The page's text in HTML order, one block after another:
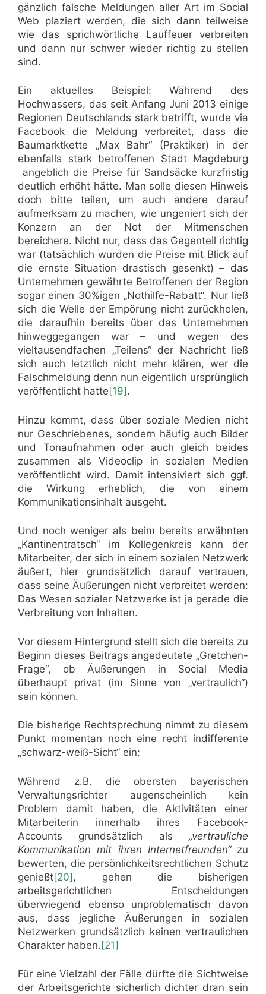
gänzlich falsche Meldungen aller Art im Social
Web plaziert werden, die sich dann teilweise
wie das sprichwörtliche Lauffeuer verbreiten
und dann nur schwer wieder richtig zu stellen
sind.
Ein aktuelles Beispiel: Während des
Hochwassers, das seit Anfang Juni 2013 einige
Regionen Deutschlands stark betrifft, wurde via
Facebook die Meldung verbreitet, dass die
Baumarktkette „Max Bahr“ (Praktiker) in der
ebenfalls stark betroffenen Stadt Magdeburg
angeblich die Preise für Sandsäcke kurzfristig
deutlich erhöht hätte. Man solle diesen Hinweis
doch bitte teilen, um auch andere darauf
aufmerksam zu machen, wie ungeniert sich der
Konzern an der Not der Mitmenschen
bereichere. Nicht nur, dass das Gegenteil richtig
war (tatsächlich wurden die Preise mit Blick auf
die ernste Situation drastisch gesenkt) – das
Unternehmen gewährte Betroffenen der Region
sogar einen 30%igen „Nothilfe-Rabatt“. Nur ließ
sich die Welle der Empörung nicht zurückholen,
die daraufhin bereits über das Unternehmen
hinweggegangen war – und wegen des
vieltausendfachen „Teilens“ der Nachricht ließ
sich auch letztlich nicht mehr klären, wer die
Falschmeldung denn nun eigentlich ursprünglich
veröffentlicht hatte [19] .
Hinzu kommt, dass über soziale Medien nicht
nur Geschriebenes, sondern häufig auch Bilder
und Tonaufnahmen oder auch gleich beides
zusammen als Videoclip in sozialen Medien
veröffentlicht wird. Damit intensiviert sich ggf.
die Wirkung erheblich, die von einem
Kommunikationsinhalt ausgeht.
Und noch weniger als beim bereits erwähnten
„Kantinentratsch“ im Kollegenkreis kann der
Mitarbeiter, der sich in einem sozialen Netzwerk
äußert, hier grundsätzlich darauf vertrauen,
dass seine Äußerungen nicht verbreitet werden:
Das Wesen sozialer Netzwerke ist ja gerade die
Verbreitung von Inhalten.
Vor diesem Hintergrund stellt sich die bereits zu
Beginn dieses Beitrags angedeutete „Gretchen-
Frage“, ob Äußerungen in Social Media
überhaupt privat (im Sinne von „vertraulich“)
sein können.
Die bisherige Rechtsprechung nimmt zu diesem
Punkt momentan noch eine recht indifferente
„schwarz-weiß-Sicht“ ein:
Während z.B. die obersten bayerischen
Verwaltungsrichter augenscheinlich kein
Problem damit haben, die Aktivitäten einer
Mitarbeiterin innerhalb ihres Facebook-
Accounts grundsätzlich als „vertrauliche
Kommunikation mit ihren Internetfreunden“zu
bewerten, die persönlichkeitsrechtlichen Schutz
genießt[20], gehen die bisherigen
arbeitsgerichtlichen Entscheidungen
überwiegend ebenso unproblematisch davon
aus, dass jegliche Äußerungen in sozialen
Netzwerken grundsätzlich keinen vertraulichen
Charakter haben. [21]
Für eine Vielzahl der Fälle dürfte die Sichtweise
der Arbeitsgerichte sicherlich dichter dran sein